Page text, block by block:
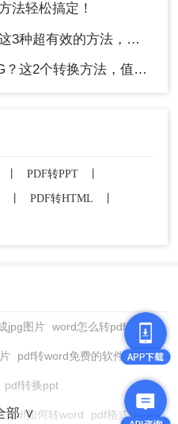
法轻松搞定！
有效的方法，快学起来
个转换方法，值得一试！
PDF转PPT
PDF转HTML
jpg图片 word怎么转pdf
pdf转word免费的软件
pdf转换ppt
pdf如何转word pdf格式转换
部 ∨